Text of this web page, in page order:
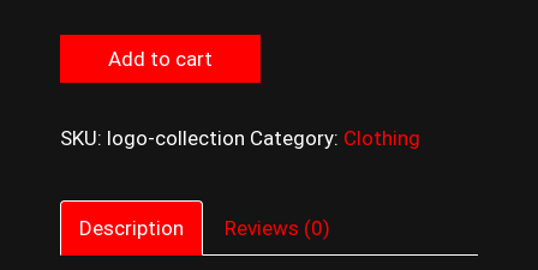
Add to cart
SKU: logo-collection Category: Clothing
Description Reviews (0)